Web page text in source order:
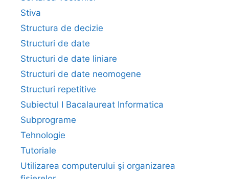
Stiva
Structura de decizie
Structuri de date
Structuri de date liniare
Structuri de date neomogene
Structuri repetitive
Subiectul I Bacalaureat Informatica
Subprograme
Tehnologie
Tutoriale
Utilizarea computerului şi organizarea